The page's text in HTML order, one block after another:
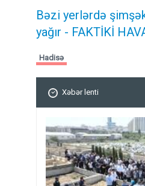
Bəzi yerlərdə
yağır - FAKTİKİ
Hadisə
Xəbər lenti